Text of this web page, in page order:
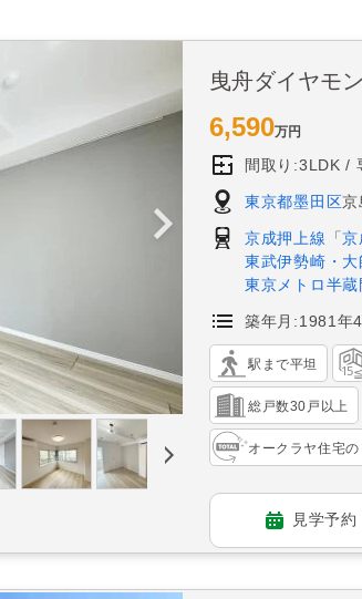
曳舟ダイヤモ
6,590万円
間取り:3LDK
東京都墨田区京
京成押上線 「京
東武伊勢崎・大
東京メトロ半蔵
築年月:1981年4
駅まで平坦
総戸数30戸以上
オークラヤ住宅
見学予約